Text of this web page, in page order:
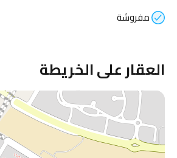
مفروشة
العقار على الخريطة